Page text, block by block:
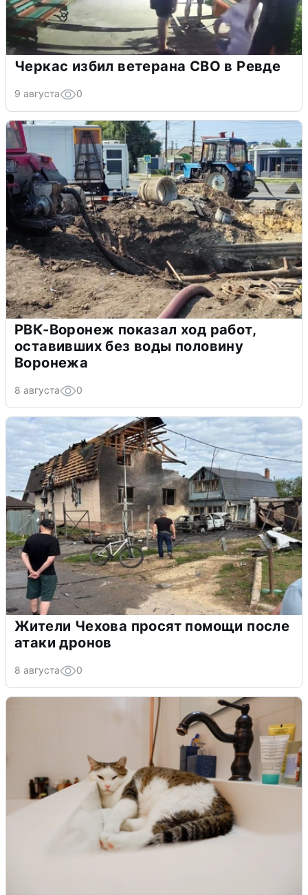
Черкас избил ветерана СВО в Ревде
9 августа 0
РВК-Воронеж показал ход работ,
оставивших без воды половину
Воронежа
8 августа 0
Жители Чехова просят помощи после
атаки дронов
8 августа 0